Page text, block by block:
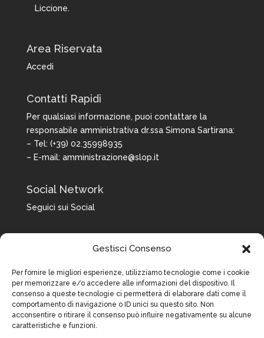
Gestisci Consenso
Per fornire le migliori esperienze, utilizziamo tecnologie come i cookie
per memorizzare e/o accedere alle informazioni del dispositivo. Il
consenso a queste tecnologie ci permetterà di elaborare dati come il
comportamento di navigazione o ID unici su questo sito. Non
acconsentire o ritirare il consenso può influire negativamente su alcune
caratteristiche e funzioni.
Liccione.
Area Riservata
Accedi
Contatti Rapidi
Per qualsiasi informazione, puoi contattare la
responsabile amministrativa dr.ssa Simona Sartirana:
– Tel: (+39) 02.35998935
– E-mail: amministrazione@slop.it
Social Network
Seguici sui Social